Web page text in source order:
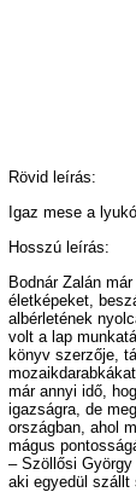
Rövid leírás:
Igaz mese a
Hosszú leírás:
Bodnár Zalán
életképeket,
albérletének
volt a lap
könyv szerzője,
már annyi idő,
igazságra, de
országban, ahol
mágus
– Szöllősi
aki egyedül szállt